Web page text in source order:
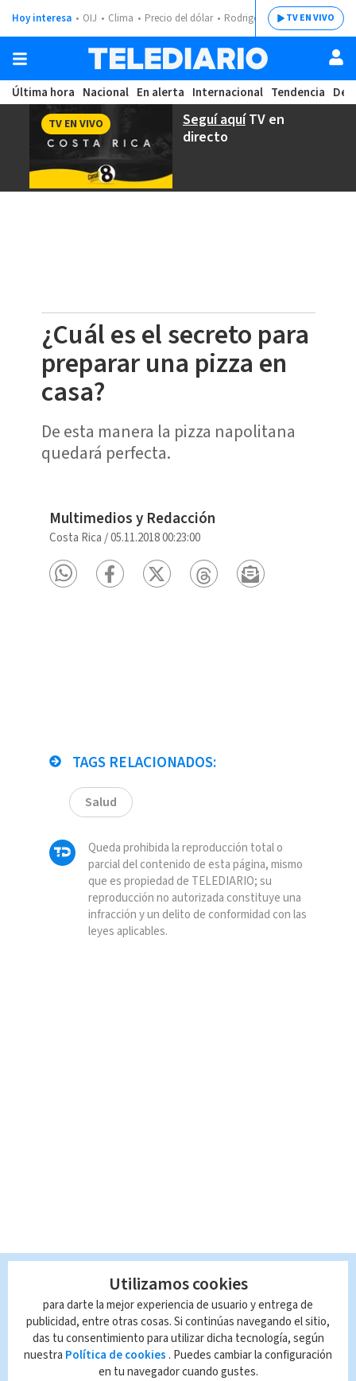
Hoy interesa OIJ Clima Precio del dólar Rodrigo ChavesTV EN VIVO
Última hora Nacional En alerta Internacional Tendencia
Seguí aquíTV en
directo
TV EN VIVO
¿Cuál es el secreto para
preparar una pizza en
casa?
De esta manera la pizza napolitana
quedará perfecta.
Multimedios y Redacción
Costa Rica /05.11.2018 00:23:00
TAGS RELACIONADOS:
Salud
Queda prohibida la reproducción total o
parcial del contenido de esta página, mismo
que es propiedad de TELEDIARIO; su
reproducción no autorizada constituye una
infracción y un delito de conformidad con las
leyes aplicables.
Utilizamos cookies
para darte la mejor experiencia de usuario y entrega de
publicidad, entre otras cosas. Si continúas navegando el sitio,
das tu consentimiento para utilizar dicha tecnología, según
nuestra Política de cookies . Puedes cambiar la configuración
en tu navegador cuando gustes.